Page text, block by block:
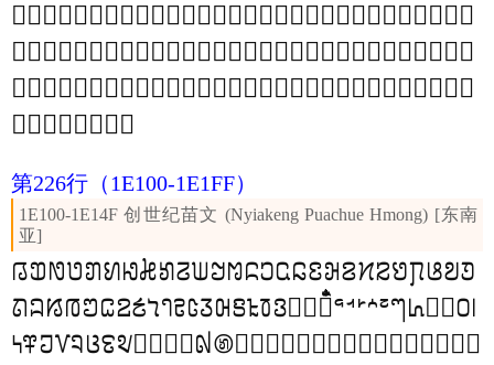
𞂞𞂟𞂠𞂡𞂢𞂣𞂤𞂥𞂦𞂧𞂨𞂩𞂪𞂫𞂬𞂭𞂮𞂯𞂰𞂱𞂲𞂳𞂴𞂵𞂶𞂷𞂸𞂹𞂺𞂻
𞂼𞂽𞂾𞂿𞃀𞃁𞃂𞃃𞃄𞃅𞃆𞃇𞃈𞃉𞃊𞃋𞃌𞃍𞃎𞃏𞃐𞃑𞃒𞃓𞃔𞃕𞃖𞃗𞃘𞃙
𞃚𞃛𞃜𞃝𞃞𞃟𞃠𞃡𞃢𞃣𞃤𞃥𞃦𞃧𞃨𞃩𞃪𞃫𞃬𞃭𞃮𞃯𞃰𞃱𞃲𞃳𞃴𞃵𞃶𞃷
𞃸𞃹𞃺𞃻𞃼𞃽𞃾𞃿
第226行 （1E100-1E1FF）
1E100-1E14F 创世纪苗文 (Nyiakeng Puachue Hmong) [东南
亚]
𞄀𞄁𞄂𞄃𞄄𞄅𞄆𞄇𞄈𞄉𞄊𞄋𞄌𞄍𞄎𞄏𞄐𞄑𞄒𞄓𞄔𞄕𞄖𞄗𞄘𞄙𞄚
𞄛𞄜𞄝𞄞𞄟𞄠𞄡𞄢𞄣𞄤𞄥𞄦𞄧𞄨𞄩𞄪𞄫𞄬𞄭𞄮𞄯𞄷𞄸𞄹𞄺𞄻𞄼𞄽𞄾𞄿𞅀𞅁
𞅂𞅃𞅄𞅅𞅆𞅇𞅈𞅉𞅊𞅋𞅌𞅍𞅎𞅏𞅐𞅑𞅒𞅓𞅔𞅕𞅖𞅗𞅘𞅙𞅚𞅛𞅜𞅝𞅞𞅟